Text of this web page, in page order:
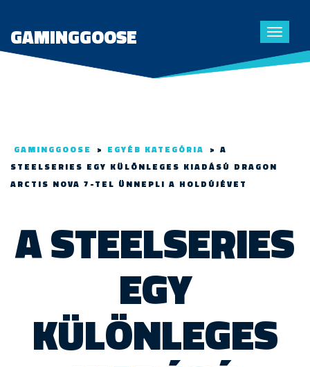
Toggle
GAMINGGOOSE
GAMINGGOOSE > EGYÉB KATEGÓRIA > A
STEELSERIES EGY KÜLÖNLEGES KIADÁSÚ DRAGON
ARCTIS NOVA 7-TEL ÜNNEPLI A HOLDÚJÉVET
A STEELSERIES
EGY
KÜLÖNLEGES